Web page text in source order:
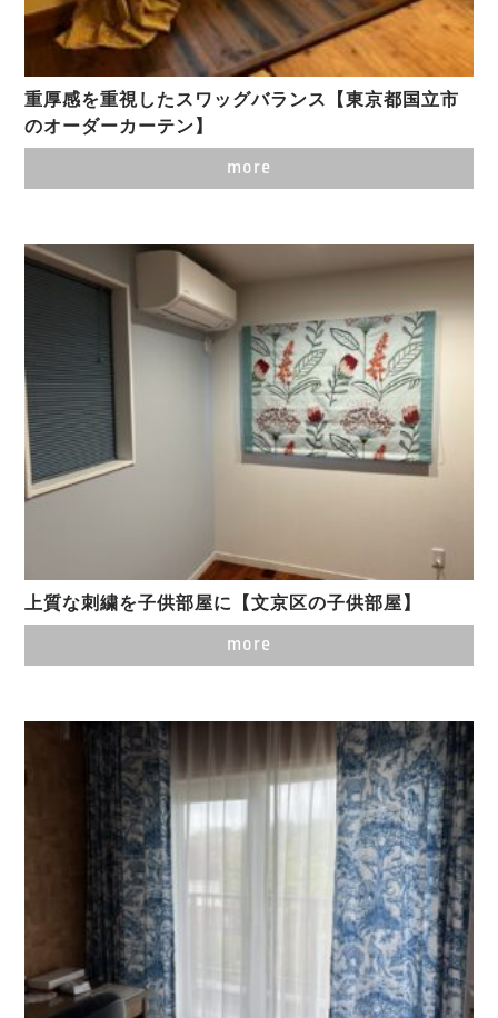
重厚感を重視したスワッグバランス【東京都国立市
のオーダーカーテン】
more
上質な刺繍を子供部屋に【文京区の子供部屋】
more